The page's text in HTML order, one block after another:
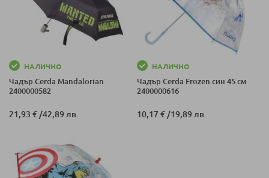
НАЛИЧНО
Чадър Cerda Mandalorian
2400000582
21,93 € /42,89 лв.
НАЛИЧНО
Чадър Cerda Frozen син 45 см
2400000616
10,17 € /19,89 лв.